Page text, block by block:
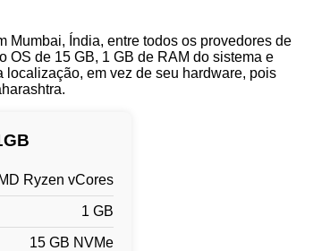
Mumbai, Índia, entre todos os provedores de
OS de 15 GB, 1 GB de RAM do sistema e
em vez de seu hardware, pois
Ryzen vCores
1 GB
15 GB NVMe